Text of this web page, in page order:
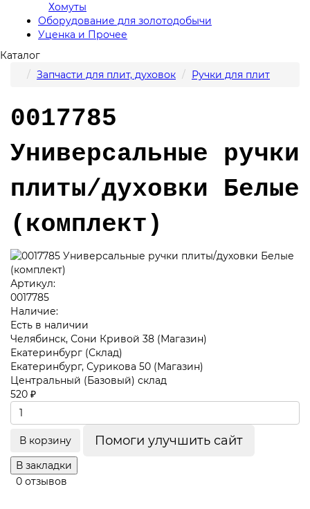
Хомуты
Оборудование для золотодобычи
Уценка и Прочее
Каталог
Запчасти для плит, духовок
Ручки для плит
0017785
Универсальные ручки
плиты/духовки Белые
(комплект)
Артикул:
0017785
Наличие:
Есть в наличии
Челябинск, Сони Кривой 38 (Магазин)
Екатеринбург (Склад)
Екатеринбург, Сурикова 50 (Магазин)
Центральный (Базовый) склад
520 ₽
В корзину Помоги улучшить сайт
В закладки
0 отзывов